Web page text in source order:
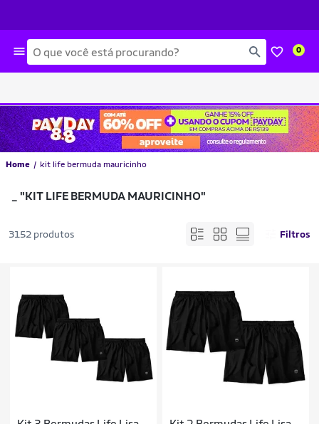
Busca 0
Home kit life bermuda mauricinho
"KIT LIFE BERMUDA MAURICINHO"
3152 produtos Filtros